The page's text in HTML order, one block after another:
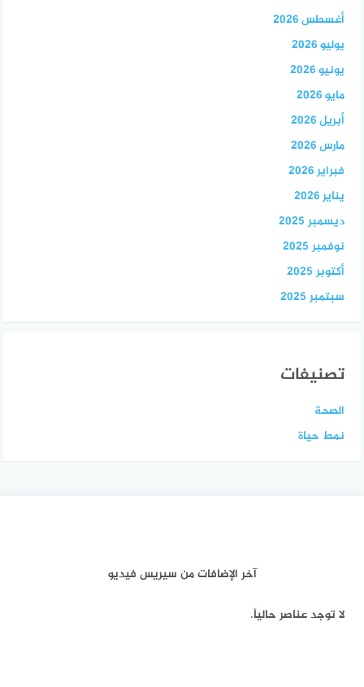
أغسطس 2026
يوليو 2026
يونيو 2026
مايو 2026
أبريل 2026
مارس 2026
فبراير 2026
يناير 2026
ديسمبر 2025
نوفمبر 2025
أكتوبر 2025
سبتمبر 2025
تصنيفات
الصحة
نمط حياة
آخر الإضافات من سيريس فيديو
لا توجد عناصر حالياً.